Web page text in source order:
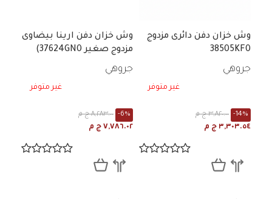
وش خزان دفن دائرى مزدوج
38505KF0
جروهي
غير متوفر
٣,٨٢٠.٠٠ ج م -14%
٣,٣٠٣.٥٤ ج م
وش خزان دفن ارينا بيضاوى
مزدوج صغير 37624GN0)
جروهي
غير متوفر
٨,٢٨٣.٠٠ ج م -6%
٧,٧٨٦.٠٢ ج م